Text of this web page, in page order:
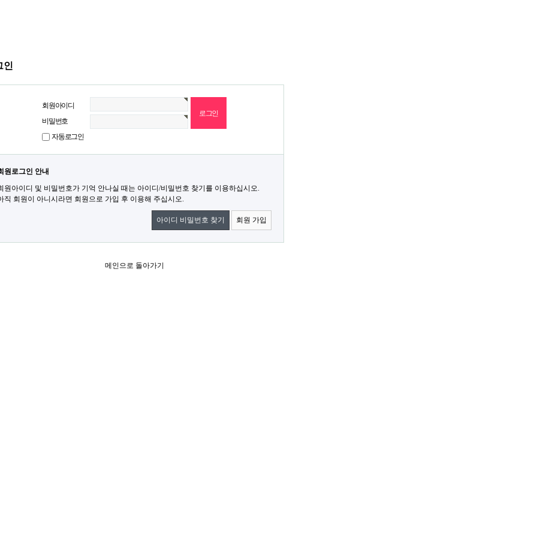
인
회원아이디
비밀번호
자동로그인
원로그인 안내
원아이디 및 비밀번호가 기억 안나실 때는 아이디/비밀번호 찾기를 이용하십시오.
직 회원이 아니시라면 회원으로 가입 후 이용해 주십시오.
아이디 비밀번호 찾기 회원 가입
메인으로 돌아가기